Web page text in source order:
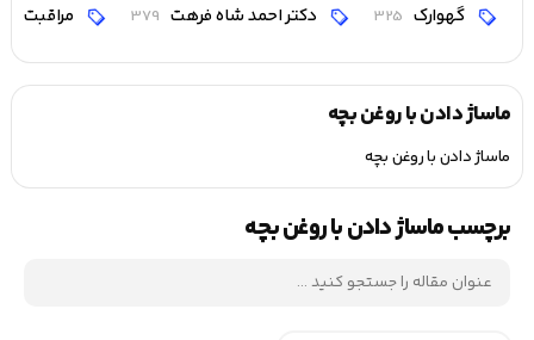
گهوارک 325 دکتر احمد شاه فرهت 379 مراقبت
ماساژ دادن با روغن بچه
ماساژ دادن با روغن بچه
برچسب ماساژ دادن با روغن بچه